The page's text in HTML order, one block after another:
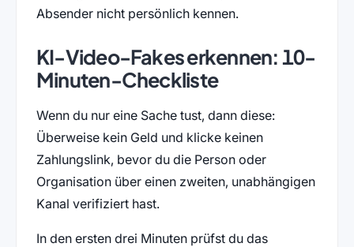
Absender nicht persönlich kennen.
KI-Video-Fakes erkennen: 10-
Minuten-Checkliste
Wenn du nur eine Sache tust, dann diese:
Überweise kein Geld und klicke keinen
Zahlungslink, bevor du die Person oder
Organisation über einen zweiten, unabhängigen
Kanal verifiziert hast.
In den ersten drei Minuten prüfst du das